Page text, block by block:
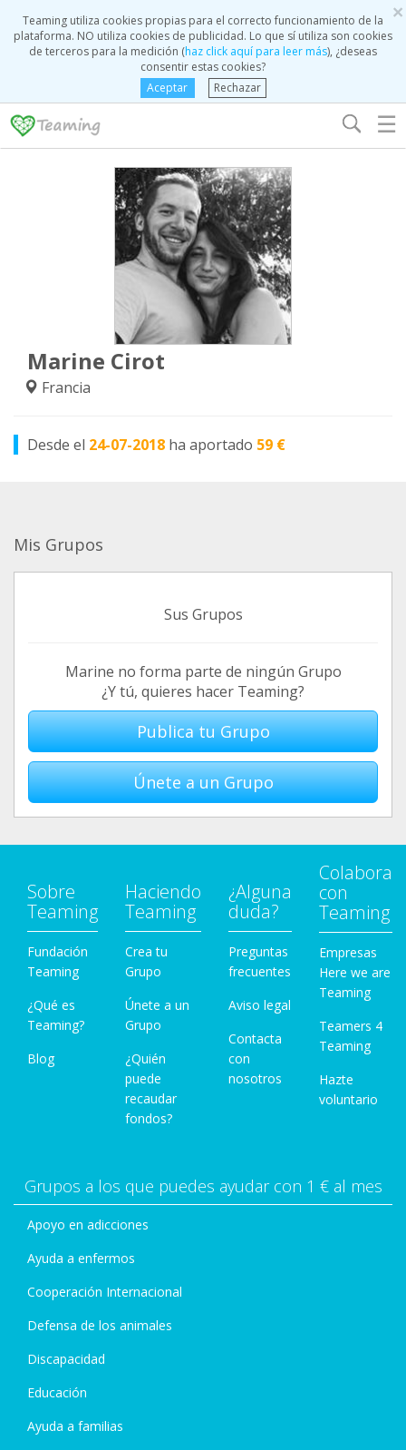
×
Teaming utiliza cookies propias para el correcto funcionamiento de la
plataforma. NO utiliza cookies de publicidad. Lo que sí utiliza son cookies
de terceros para la medición (haz click aquí para leer más), ¿deseas
consentir estas cookies?
Aceptar
Rechazar
☰
Marine Cirot
Francia
Desde el 24-07-2018 ha aportado 59 €
Mis Grupos
Sus Grupos
Marine no forma parte de ningún Grupo
¿Y tú, quieres hacer Teaming?
Publica tu Grupo
Únete a un Grupo
Sobre
Teaming
Fundación
Teaming
¿Qué es
Teaming?
Blog
Haciendo
Teaming
Crea tu
Grupo
Únete a un
Grupo
¿Quién
puede
recaudar
fondos?
¿Alguna
duda?
Preguntas
frecuentes
Aviso legal
Contacta
con
nosotros
Colabora
con
Teaming
Empresas
Here we are
Teaming
Teamers 4
Teaming
Hazte
voluntario
Grupos a los que puedes ayudar con 1 € al mes
Apoyo en adicciones
Ayuda a enfermos
Cooperación Internacional
Defensa de los animales
Discapacidad
Educación
Ayuda a familias